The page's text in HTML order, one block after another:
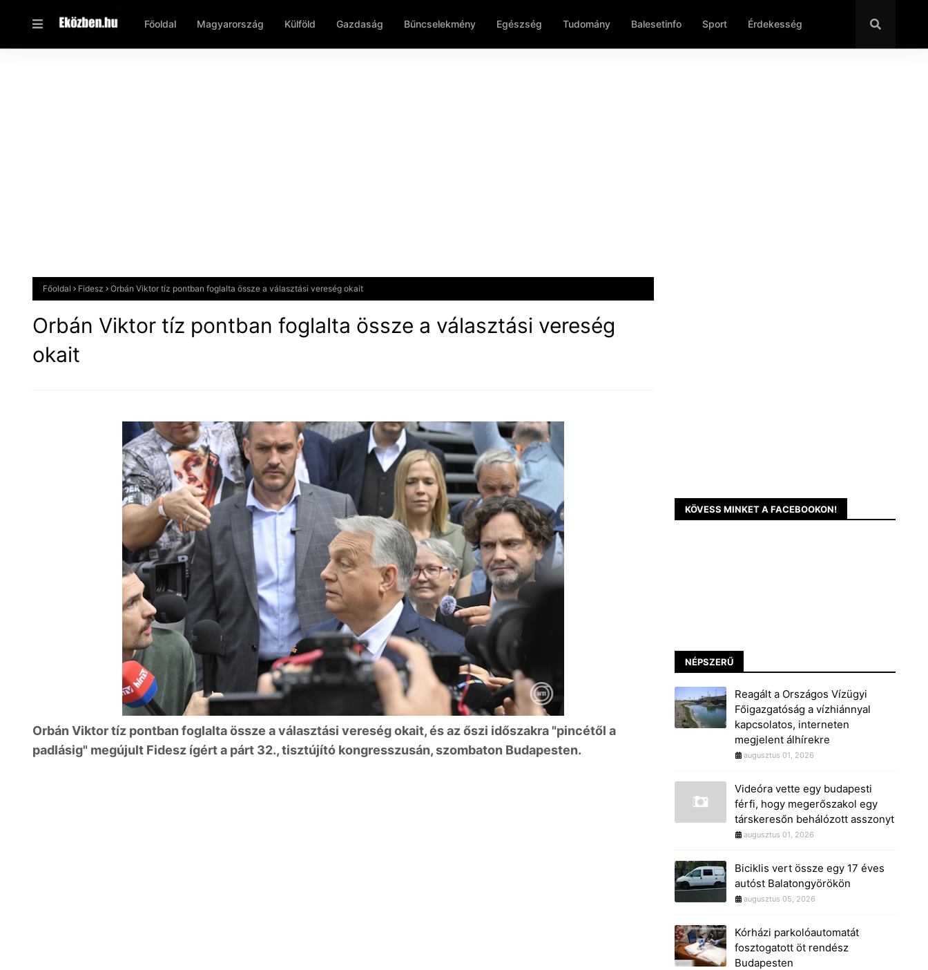
Főoldal Magyarország Külföld Gazdaság Bűncselekmény Egészség Tudomány Balesetinfo Sport Érdekesség
Főoldal Fidesz Orbán Viktor tíz pontban foglalta össze a választási vereség okait
Orbán Viktor tíz pontban foglalta össze a választási vereség
okait
Orbán Viktor tíz pontban foglalta össze a választási vereség okait, és az őszi időszakra "pincétől a
padlásig" megújult Fidesz ígért a párt 32., tisztújító kongresszusán, szombaton Budapesten.
KÖVESS MINKET A FACEBOOKON!
NÉPSZERŰ
Reagált a Országos Vízügyi
Főigazgatóság a vízhiánnyal
kapcsolatos, interneten
megjelent álhírekre
augusztus 01, 2026
Videóra vette egy budapesti
férfi, hogy megerőszakol egy
társkeresőn behálózott asszonyt
augusztus 01, 2026
Biciklis vert össze egy 17 éves
autóst Balatongyörökön
augusztus 05, 2026
Kórházi parkolóautomatát
fosztogatott öt rendész
Budapesten